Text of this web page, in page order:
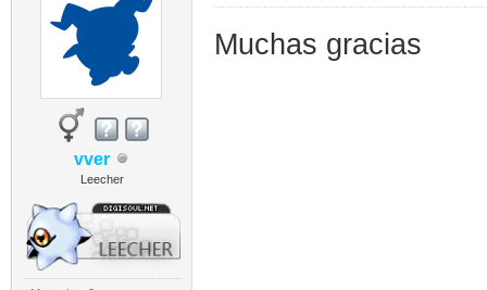
vver
Leecher
Muchas gracias